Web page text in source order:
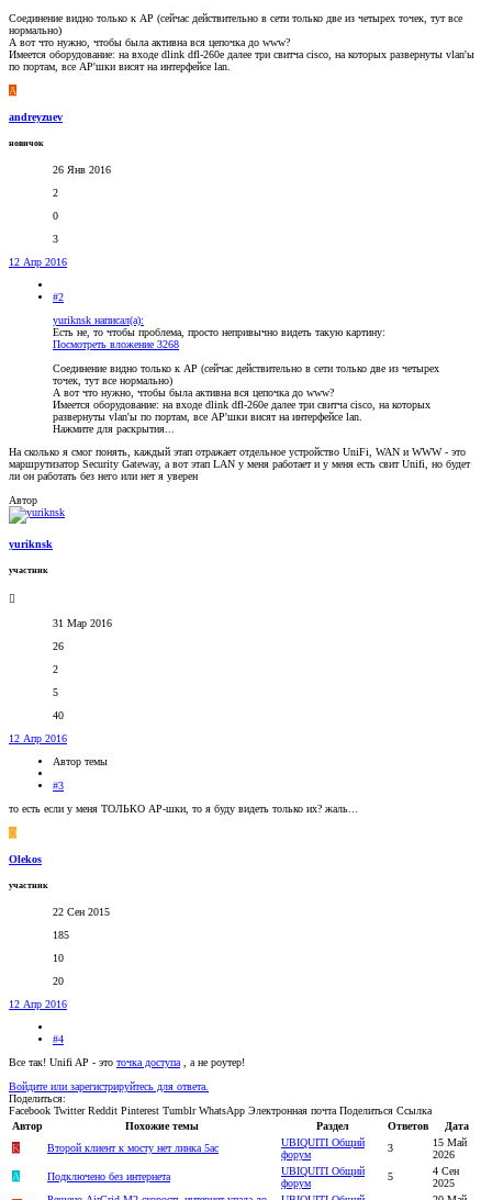
Соединение видно только к AP (сейчас действительно в сети только две из четырех точек, тут все
нормально)
А вот что нужно, чтобы была активна вся цепочка до www?
Имеется оборудование: на входе dlink dfl-260e далее три свитча cisco, на которых развернуты vlan'ы
по портам, все AP'шки висят на интерфейсе lan.
A
andreyzuev
новичок
26 Янв 2016
2
0
3
12 Апр 2016
#2
yuriknsk написал(а):
Есть не, то чтобы проблема, просто непривычно видеть такую картину:
Посмотреть вложение 3268
Соединение видно только к AP (сейчас действительно в сети только две из четырех
точек, тут все нормально)
А вот что нужно, чтобы была активна вся цепочка до www?
Имеется оборудование: на входе dlink dfl-260e далее три свитча cisco, на которых
развернуты vlan'ы по портам, все AP'шки висят на интерфейсе lan.
Нажмите для раскрытия...
На сколько я смог понять, каждый этап отражает отдельное устройство UniFi, WAN и WWW - это
маршрутизатор Security Gateway, а вот этап LAN у меня работает и у меня есть свит Unifi, но будет
ли он работать без него или нет я уверен
Автор
yuriknsk
участник
31 Мар 2016
26
2
5
40
12 Апр 2016
Автор темы
#3
то есть если у меня ТОЛЬКО AP-шки, то я буду видеть только их? жаль...
O
Olekos
участник
22 Сен 2015
185
10
20
12 Апр 2016
#4
Все так! Unifi AP - это точка доступа
, а не роутер!
Войдите или зарегистрируйтесь для ответа.
Поделиться:
Facebook Twitter Reddit Pinterest Tumblr WhatsApp Электронная почта Поделиться Ссылка
Автор
Похожие темы Раздел Ответов
Дата
K
Второй клиент к мосту нет линка 5ac
UBIQUITI Общий
форум
3
15 Май
2026
A
Подключено без интернета
UBIQUITI Общий
форум
5
4 Сен
2025